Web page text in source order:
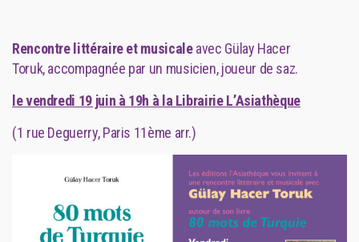
Rencontre littéraire et musicaleavec Gülay Hacer
Toruk,accompagnée par un musicien, joueur de saz.
le vendredi 19 juin à 19h à la Librairie L’Asiathèque
(1 rue Deguerry, Paris 11ème arr.)